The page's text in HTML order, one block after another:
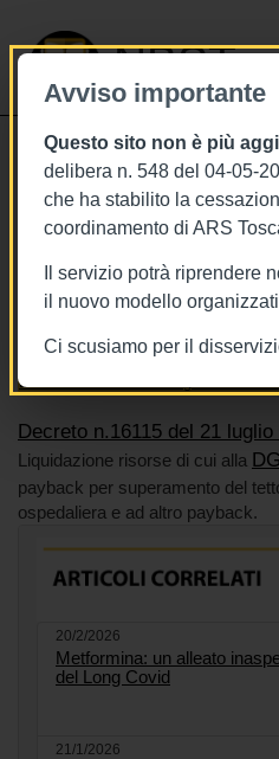
Avviso importante
Questo sito non è più
delibera n. 548 del 04-05-
che ha stabilito la
coordinamento di ARS
Il servizio potrà riprendere
il nuovo modello
Ci scusiamo per il
NBST
21/7/2023
Decreto n.16115
Tags Farmaci
Toscana
BURT Bollettino della regione toscana
Decreto n.16115 del 21 luglio
Liquidazione risorse di cui alla
payback per superamento del
ospedaliera e ad altro payback.
20/2/2026
Metformina: un alleato
del Long Covid
21/1/2026